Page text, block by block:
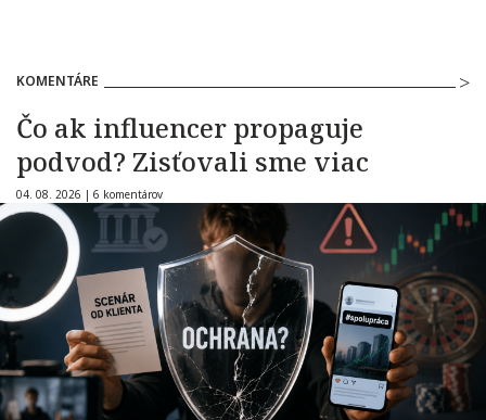
KOMENTÁRE
Čo ak influencer propaguje
podvod? Zisťovali sme viac
04. 08. 2026 | 6 komentárov